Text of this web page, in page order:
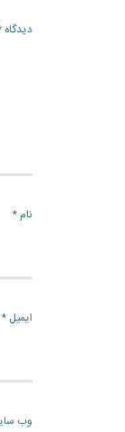
دیدگاه
نام*
ایمیل*
وب‌